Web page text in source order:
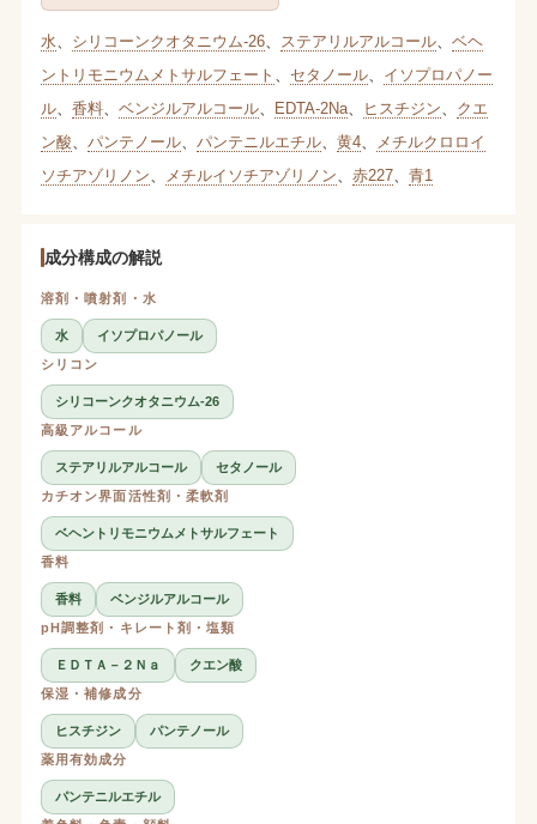
水 シリコーンクオタニウム-26、 ステアリルアルコール、 ベヘ
ントリモニウムメトサルフェート
セタノール、 イソプロパノー
ル、 香料、 ベンジルアルコール、 EDTA-2Na、 ヒスチジン
クエ
ン酸
パンテノール、 パンテニルエチル、 黄4、
メチルクロロイ
ソチアゾリノン
メチルイソチアゾリノン 赤227、 青1
成分構成の解説
溶剤・噴射剤・水
水
イソプロパノール
シリコン
シリコーンクオタニウム-26
高級アルコール
ステアリルアルコール
セタノール
カチオン界面活性剤・柔軟剤
ベヘントリモニウムメトサルフェート
香料
香料
ベンジルアルコール
pH調整剤・キレート剤・塩類
ＥＤＴＡ－２Ｎａ
クエン酸
保湿・補修成分
ヒスチジン
パンテノール
薬用有効成分
パンテニルエチル